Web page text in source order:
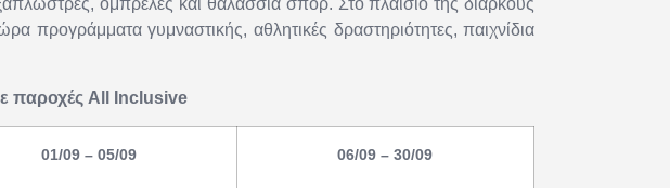
ομπρέλες και θαλάσσια σπορ. Στο πλαίσιο της διαρκούς
γυμναστικής, αθλητικές δραστηριότητες, παιχνίδια
παροχές All Inclusive
01/09 – 05/09 06/09 – 30/09